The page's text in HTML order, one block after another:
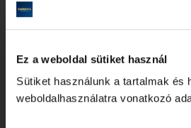
Ez a weboldal sütiket használ
Sütiket használunk a tartalmak
weboldalhasználatra vonatkozó